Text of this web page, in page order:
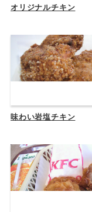
オリジナルチキン
味わい岩塩チキン